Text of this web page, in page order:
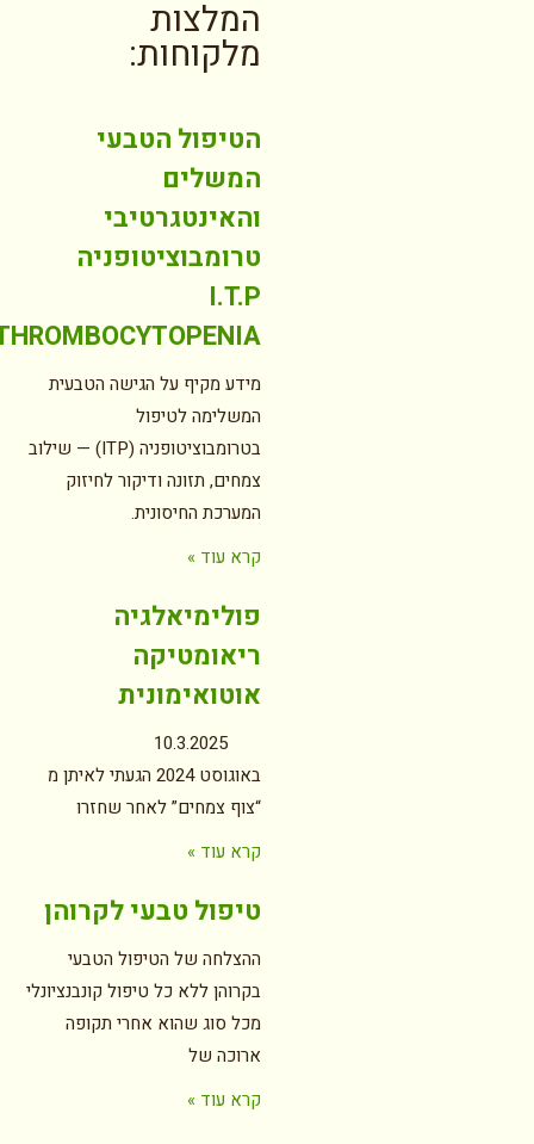
המלצות
מלקוחות:
הטיפול הטבעי
המשלים
והאינטגרטיבי
טרומבוציטופניה
I.T.P
THROMBOCYTOPENIA
מידע מקיף על הגישה הטבעית
המשלימה לטיפול
בטרומבוציטופניה (ITP) — שילוב
צמחים, תזונה ודיקור לחיזוק
המערכת החיסונית.
קרא עוד »
פולימיאלגיה
ריאומטיקה
אוטואימונית
10.3.2025
באוגוסט 2024 הגעתי לאיתן מ
“צוף צמחים” לאחר שחזרו
קרא עוד »
טיפול טבעי לקרוהן
ההצלחה של הטיפול הטבעי
בקרוהן ללא כל טיפול קונבנציונלי
מכל סוג שהוא אחרי תקופה
ארוכה של
קרא עוד »